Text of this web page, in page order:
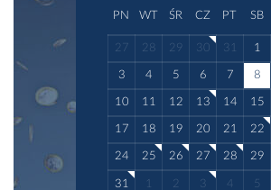
PN WT ŚR CZ PT SB
27 28 29 30 31 1
3 4 5 6 7 8
10 11 12 13 14 15
17 18 19 20 21 22
24 25 26 27 28 29
31 1 2 3 4 5